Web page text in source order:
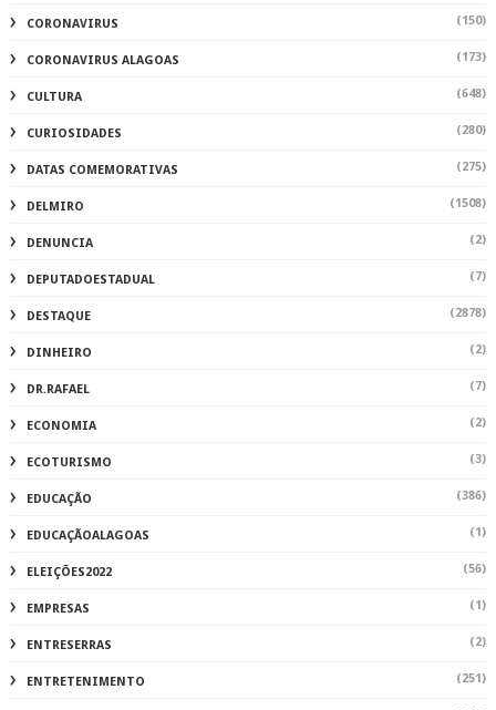
CORONAVIRUS (150)
CORONAVIRUS ALAGOAS (173)
CULTURA (648)
CURIOSIDADES (280)
DATAS COMEMORATIVAS (275)
DELMIRO (1508)
DENUNCIA (2)
DEPUTADOESTADUAL (7)
DESTAQUE (2878)
DINHEIRO (2)
DR.RAFAEL (7)
ECONOMIA (2)
ECOTURISMO (3)
EDUCAÇÃO (386)
EDUCAÇÃOALAGOAS (1)
ELEIÇÕES2022 (56)
EMPRESAS (1)
ENTRESERRAS (2)
ENTRETENIMENTO (251)